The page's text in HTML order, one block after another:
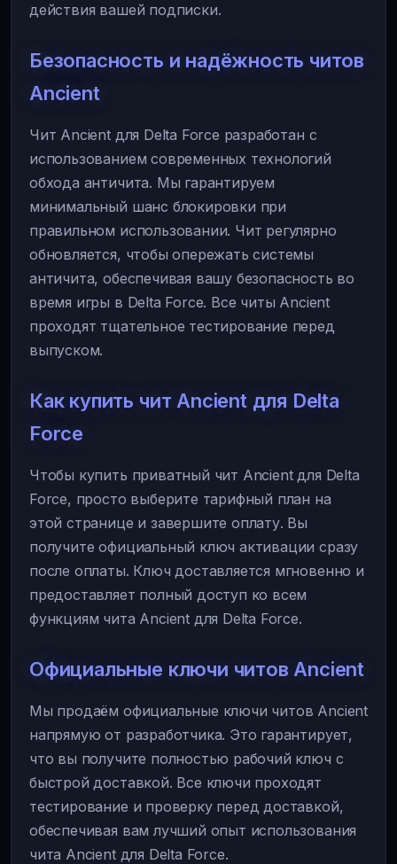
действия вашей подписки.
Безопасность и надёжность читов
Ancient
Чит Ancient для Delta Force разработан с
использованием современных технологий
обхода античита. Мы гарантируем
минимальный шанс блокировки при
правильном использовании. Чит регулярно
обновляется, чтобы опережать системы
античита, обеспечивая вашу безопасность во
время игры в Delta Force. Все читы Ancient
проходят тщательное тестирование перед
выпуском.
Как купить чит Ancient для Delta
Force
Чтобы купить приватный чит Ancient для Delta
Force, просто выберите тарифный план на
этой странице и завершите оплату. Вы
получите официальный ключ активации сразу
после оплаты. Ключ доставляется мгновенно и
предоставляет полный доступ ко всем
функциям чита Ancient для Delta Force.
Официальные ключи читов Ancient
Мы продаём официальные ключи читов Ancient
напрямую от разработчика. Это гарантирует,
что вы получите полностью рабочий ключ с
быстрой доставкой. Все ключи проходят
тестирование и проверку перед доставкой,
обеспечивая вам лучший опыт использования
чита Ancient для Delta Force.